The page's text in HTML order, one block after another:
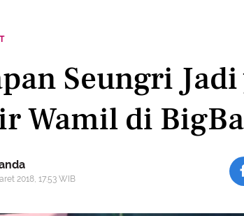
Seungri
Wamil di
2018, 17:53 WIB